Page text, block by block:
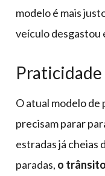
modelo é mais
veículo desgastou
O atual modelo de
precisam parar
estradas já cheias
paradas, o